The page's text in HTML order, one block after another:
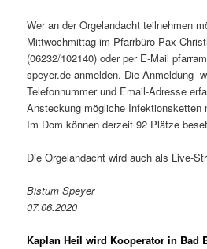
Wer an der Orgelandacht teilnehmen
Mittwochmittag im Pfarrbüro Pax
(06232/102140) oder per E-Mail
speyer.de anmelden. Die Anmeldung
Telefonnummer und Email-Adresse
Ansteckung mögliche Infektionsketten
Im Dom können derzeit 92 Plätze
Die Orgelandacht wird auch als Live-
Bistum Speyer
07.06.2020
Kaplan Heil wird Kooperator in Bad